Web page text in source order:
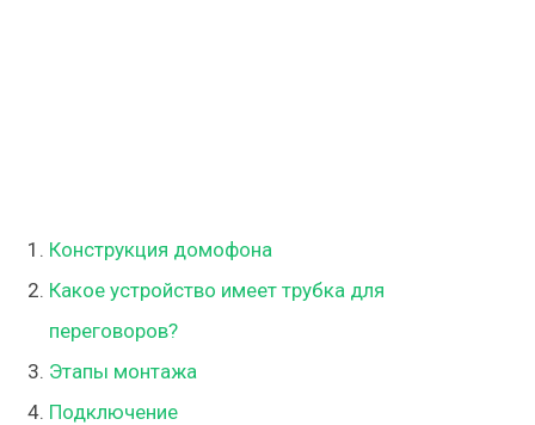
Конструкция домофона
Какое устройство имеет трубка для
переговоров?
Этапы монтажа
Подключение